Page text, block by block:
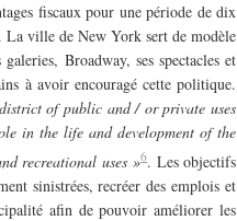
fiscaux pour une période de dix
La ville de New York sert de modèle
Broadway, ses spectacles et
à avoir encouragé cette politique.
of public and / or private uses
in the life and development of the
recreational uses »6. Les objectifs
sinistrées, recréer des emplois et
afin de pouvoir améliorer les